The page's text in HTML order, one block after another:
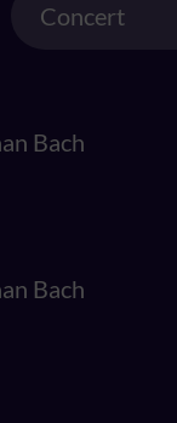
Concert
Bach
Bach